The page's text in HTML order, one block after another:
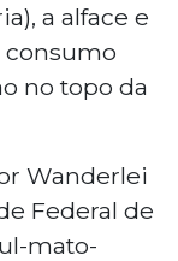
a alface e
consumo
no topo da
Wanderlei
Federal de
mato-